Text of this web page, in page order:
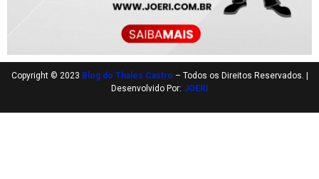
Copyright © 2023 Blog do Thales Castro – Todos os Direitos Reservados. |
Desenvolvido Por: JOERI